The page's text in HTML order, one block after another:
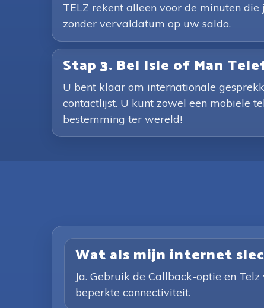
TELZ rekent alleen voor de minuten
zonder vervaldatum op uw saldo.
Stap 3. Bel Isle of Man
U bent klaar om internationale
contactlijst. U kunt zowel een mobiele
bestemming ter wereld!
Wat als mijn internet
Ja. Gebruik de Callback-optie en
beperkte connectiviteit.